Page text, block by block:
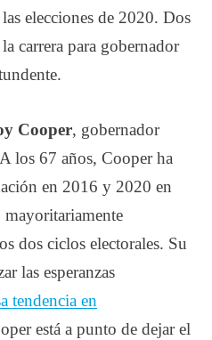
elecciones de 2020. Dos
carrera para gobernador
Cooper, gobernador
los 67 años, Cooper ha
en 2016 y 2020 en
dos ciclos electorales. Su
las esperanzas
tendencia en
está a punto de dejar el